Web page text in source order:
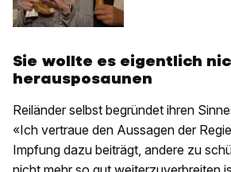
Sie wollte es eigentlich
herausposaunen
Reiländer selbst begründet ihren
«Ich vertraue den Aussagen der
Impfung dazu beiträgt, andere zu